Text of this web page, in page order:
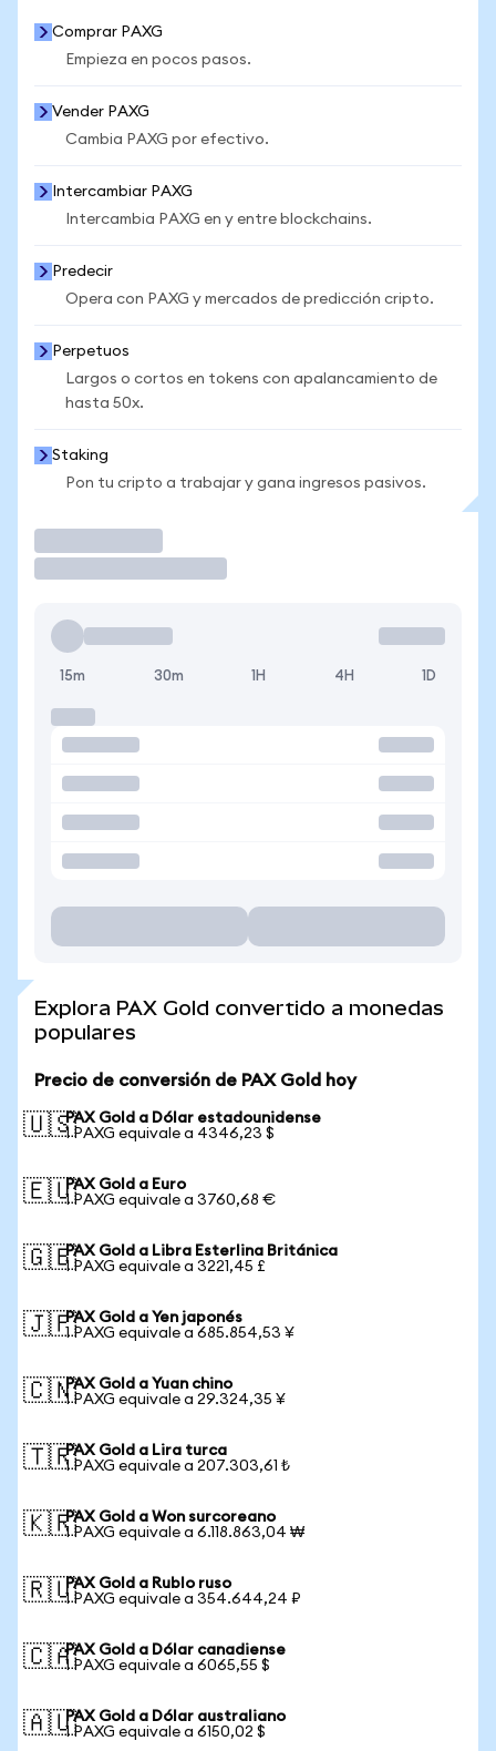
Comprar PAXG
Empieza en pocos pasos.
Vender PAXG
Cambia PAXG por efectivo.
Intercambiar PAXG
Intercambia PAXG en y entre blockchains.
Predecir
Opera con PAXG y mercados de predicción cripto.
Perpetuos
Largos o cortos en tokens con apalancamiento de
hasta 50x.
Staking
Pon tu cripto a trabajar y gana ingresos pasivos.
15m 30m 1H 4H 1D
Explora PAX Gold convertido a monedas
populares
Precio de conversión de PAX Gold hoy
🇺🇸PAX Gold a Dólar estadounidense
1 PAXG equivale a 4346,23 $
🇪🇺PAX Gold a Euro
1 PAXG equivale a 3760,68 €
🇬🇧PAX Gold a Libra Esterlina Británica
1 PAXG equivale a 3221,45 £
🇯🇵PAX Gold a Yen japonés
1 PAXG equivale a 685.854,53 ¥
🇨🇳PAX Gold a Yuan chino
1 PAXG equivale a 29.324,35 ¥
🇹🇷PAX Gold a Lira turca
1 PAXG equivale a 207.303,61 ₺
🇰🇷PAX Gold a Won surcoreano
1 PAXG equivale a 6.118.863,04 ₩
🇷🇺PAX Gold a Rublo ruso
1 PAXG equivale a 354.644,24 ₽
🇨🇦PAX Gold a Dólar canadiense
1 PAXG equivale a 6065,55 $
🇦🇺PAX Gold a Dólar australiano
1 PAXG equivale a 6150,02 $